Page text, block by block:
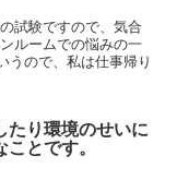
試験ですので、気合
ルームでの悩みの一
うので、私は仕事帰り
たり環境のせいに
とです。